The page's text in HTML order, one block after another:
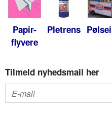
Papir-
flyvere
Pletrens
Tilmeld nyhedsmail her